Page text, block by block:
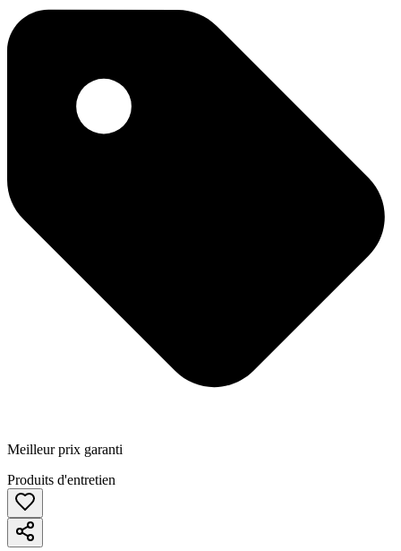
Meilleur prix garanti
Produits d'entretien